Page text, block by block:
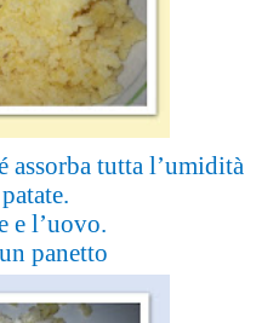
tutta l’umidità
e l’uovo.
panetto